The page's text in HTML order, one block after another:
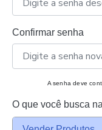
Confirmar senha
A senha deve
O que você busca